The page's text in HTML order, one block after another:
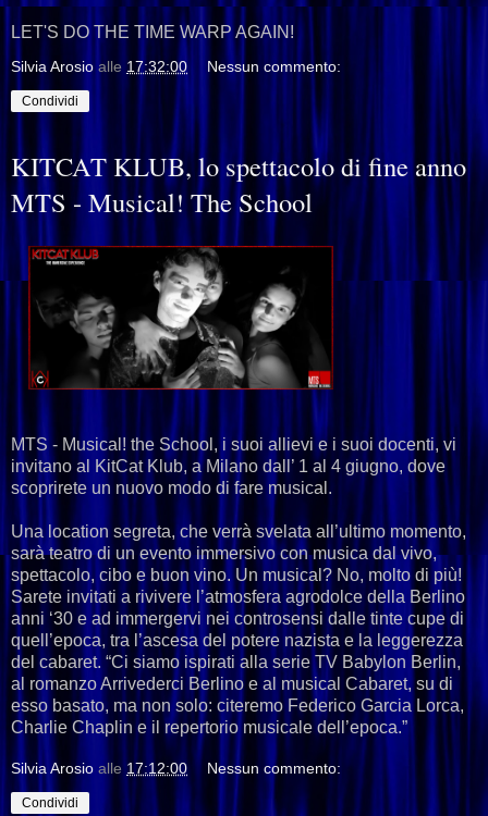
LET'S DO THE TIME WARP AGAIN!
Silvia Arosio alle 17:32:00 Nessun commento:
Condividi
KITCAT KLUB, lo spettacolo di fine anno
MTS - Musical! The School
MTS - Musical! the School, i suoi allievi e i suoi docenti, vi
invitano al KitCat Klub, a Milano dall’ 1 al 4 giugno, dove
scoprirete un nuovo modo di fare musical.
Una location segreta, che verrà svelata all’ultimo momento,
sarà teatro di un evento immersivo con musica dal vivo,
spettacolo, cibo e buon vino. Un musical? No, molto di più!
Sarete invitati a rivivere l’atmosfera agrodolce della Berlino
anni ‘30 e ad immergervi nei controsensi dalle tinte cupe di
quell’epoca, tra l’ascesa del potere nazista e la leggerezza
del cabaret. “Ci siamo ispirati alla serie TV Babylon Berlin,
al romanzo Arrivederci Berlino e al musical Cabaret, su di
esso basato, ma non solo: citeremo Federico Garcia Lorca,
Charlie Chaplin e il repertorio musicale dell’epoca.”
Silvia Arosio alle 17:12:00 Nessun commento:
Condividi